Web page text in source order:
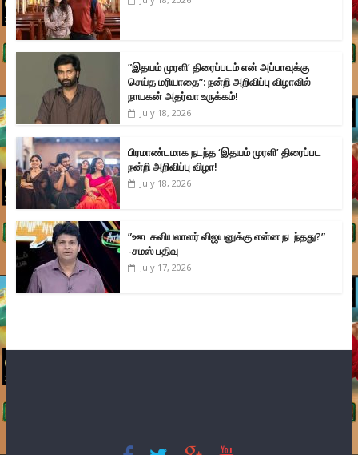
”இதயம் முரளி’ திரைப்படம் என் அப்பாவுக்கு
செய்த மரியாதை”: நன்றி அறிவிப்பு விழாவில்
நாயகன் அதர்வா உருக்கம்!
July 18, 2026
பிரமாண்டமாக நடந்த ‘இதயம் முரளி’ திரைப்பட
நன்றி அறிவிப்பு விழா!
July 18, 2026
”ஊடகவியலாளர் விஜயனுக்கு என்ன நடந்தது?”
-சமஸ் பதிவு
July 17, 2026